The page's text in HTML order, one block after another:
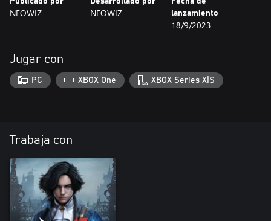
NEOWIZ NEOWIZ
lanzamiento
18/9/2023
Jugar con
PC XBOX One XBOX Series X|S
Trabaja con